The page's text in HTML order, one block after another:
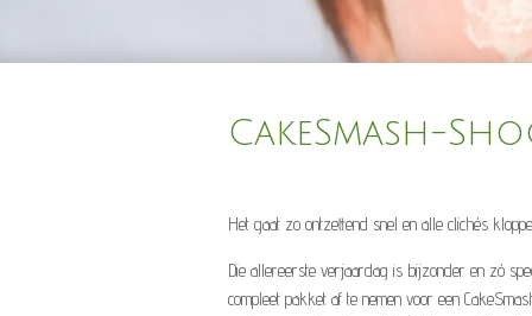
CakeSmash-
Het gaat zo ontzettend snel en alle clichés
Die allereerste verjaardag is bijzonder en zó
compleet pakket af te nemen voor een